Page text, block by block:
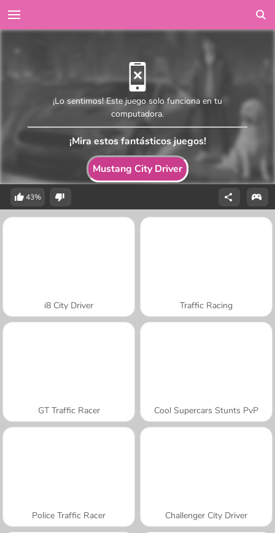
Mustang City Driver
¡Lo sentimos! Este juego solo funciona en tu
computadora.
¡Mira estos fantásticos juegos!
43%
i8 City Driver Traffic Racing
GT Traffic Racer Cool Supercars Stunts PvP
Police Traffic Racer Challenger City Driver